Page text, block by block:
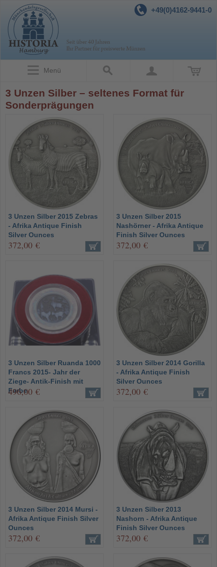
+49(0)4162-9441-0
Menü
3 Unzen Silber – seltenes Format für
Sonderprägungen
3 Unzen Silber 2015 Zebras
- Afrika Antique Finish
Silver Ounces
372,00 €
3 Unzen Silber 2015
Nashörner - Afrika Antique
Finish Silver Ounces
372,00 €
3 Unzen Silber Ruanda 1000
Francs 2015- Jahr der
Ziege- Antik-Finish mit
Farbe
496,00 €
3 Unzen Silber 2014 Gorilla
- Afrika Antique Finish
Silver Ounces
372,00 €
3 Unzen Silber 2014 Mursi -
Afrika Antique Finish Silver
Ounces
372,00 €
3 Unzen Silber 2013
Nashorn - Afrika Antique
Finish Silver Ounces
372,00 €